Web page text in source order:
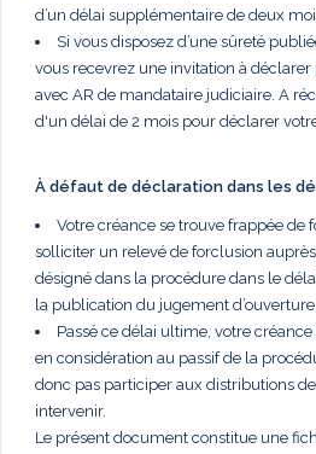
d’un délai supplémentaire de deux
Si vous disposez d’une sûreté
vous recevrez une invitation à
avec AR de mandataire judiciaire. A
d'un délai de 2 mois pour déclarer
À défaut de déclaration dans les
Votre créance se trouve frappée de
solliciter un relevé de forclusion
désigné dans la procédure dans le
la publication du jugement d’ouverture
Passé ce délai ultime, votre
en considération au passif de la
donc pas participer aux distributions
intervenir.
Le présent document constitue une